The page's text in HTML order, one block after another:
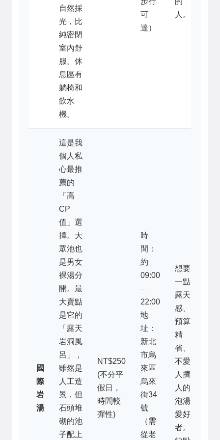
自然採
光，比
純密閉
室內舒
服。休
息區有
躺椅和
飲水
機。
可
達）
人。
國
際
岩
湯
這是我
個人私
心最推
薦的
「高
CP
值」選
擇。大
眾池也
是男女
裸湯分
開。最
大賣點
是它的
「露天
岩洞風
呂」，
雖然是
人工造
景，但
石頭堆
砌的池
子配上
NT$250
(不分平
假日，
時間較
彈性)
時
間：
約
09:00
–
22:00
地
址：
新北
市烏
來區
烏來
街34
號
（需
從老
想要
一點
露天
感、
預算
精
省、
不愛
人擠
人的
泡湯
愛好
者。